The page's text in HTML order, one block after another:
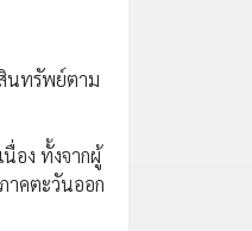
นทรัพย์ตาม
อง ทั้งจากผู้
าคตะวันออก